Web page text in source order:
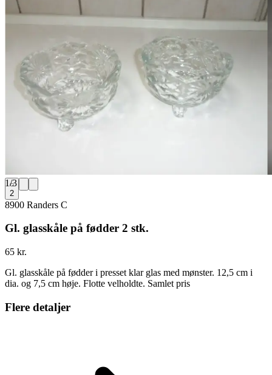
1/3
2
8900 Randers C
Gl. glasskåle på fødder 2 stk.
65 kr.
Gl. glasskåle på fødder i presset klar glas med mønster. 12,5 cm i
dia. og 7,5 cm høje. Flotte velholdte. Samlet pris
Flere detaljer